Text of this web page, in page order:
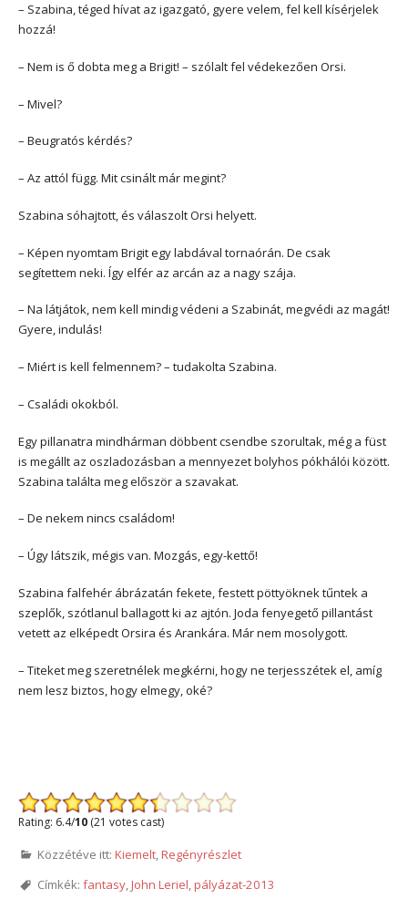
– Szabina, téged hívat az igazgató, gyere velem, fel kell kísérjelek
hozzá!
– Nem is ő dobta meg a Brigit! – szólalt fel védekezően Orsi.
– Mivel?
– Beugratós kérdés?
– Az attól függ. Mit csinált már megint?
Szabina sóhajtott, és válaszolt Orsi helyett.
– Képen nyomtam Brigit egy labdával tornaórán. De csak
segítettem neki. Így elfér az arcán az a nagy szája.
– Na látjátok, nem kell mindig védeni a Szabinát, megvédi az magát!
Gyere, indulás!
– Miért is kell felmennem? – tudakolta Szabina.
– Családi okokból.
Egy pillanatra mindhárman döbbent csendbe szorultak, még a füst
is megállt az oszladozásban a mennyezet bolyhos pókhálói között.
Szabina találta meg először a szavakat.
– De nekem nincs családom!
– Úgy látszik, mégis van. Mozgás, egy-kettő!
Szabina falfehér ábrázatán fekete, festett pöttyöknek tűntek a
szeplők, szótlanul ballagott ki az ajtón. Joda fenyegető pillantást
vetett az elképedt Orsira és Arankára. Már nem mosolygott.
– Titeket meg szeretnélek megkérni, hogy ne terjesszétek el, amíg
nem lesz biztos, hogy elmegy, oké?
Rating: 6.4/10 (21 votes cast)
Közzétéve itt: Kiemelt,Regényrészlet
Címkék: fantasy,John Leriel,pályázat-2013